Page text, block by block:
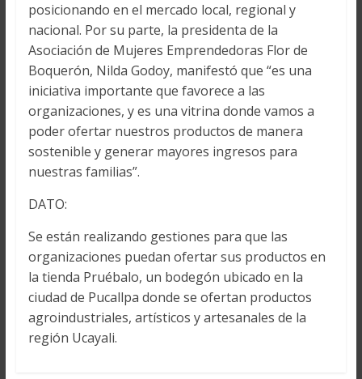
posicionando en el mercado local, regional y
nacional. Por su parte, la presidenta de la
Asociación de Mujeres Emprendedoras Flor de
Boquerón, Nilda Godoy, manifestó que “es una
iniciativa importante que favorece a las
organizaciones, y es una vitrina donde vamos a
poder ofertar nuestros productos de manera
sostenible y generar mayores ingresos para
nuestras familias”.
DATO:
Se están realizando gestiones para que las
organizaciones puedan ofertar sus productos en
la tienda Pruébalo, un bodegón ubicado en la
ciudad de Pucallpa donde se ofertan productos
agroindustriales, artísticos y artesanales de la
región Ucayali.